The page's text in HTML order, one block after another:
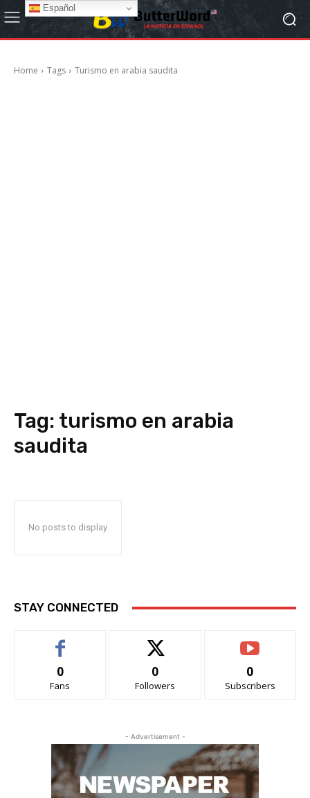
Home Tags Turismo en arabia saudita
Tag: turismo en arabia
saudita
No posts to display
STAY CONNECTED
0
Fans
0
Followers
0
Subscribers
- Advertisement -
Español